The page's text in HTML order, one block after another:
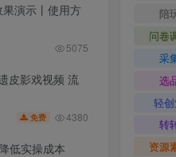
果演示丨使用方
5075
皮影戏视频 流
免费 4380
低实操成本
陪
问卷
采
选
轻
转
资源